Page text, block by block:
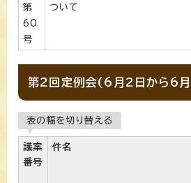
第
60
号
ついて
第2回定例会(6月2日から6
表の幅を切り替える
議案
番号
件名